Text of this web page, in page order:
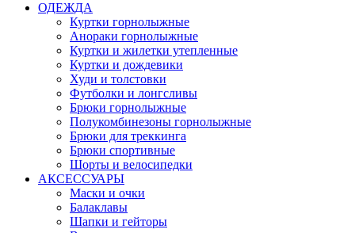
ОДЕЖДА
Куртки горнолыжные
Анораки горнолыжные
Куртки и жилетки утепленные
Куртки и дождевики
Худи и толстовки
Футболки и лонгсливы
Брюки горнолыжные
Полукомбинезоны горнолыжные
Брюки для треккинга
Брюки спортивные
Шорты и велосипедки
АКСЕССУАРЫ
Маски и очки
Балаклавы
Шапки и гейторы